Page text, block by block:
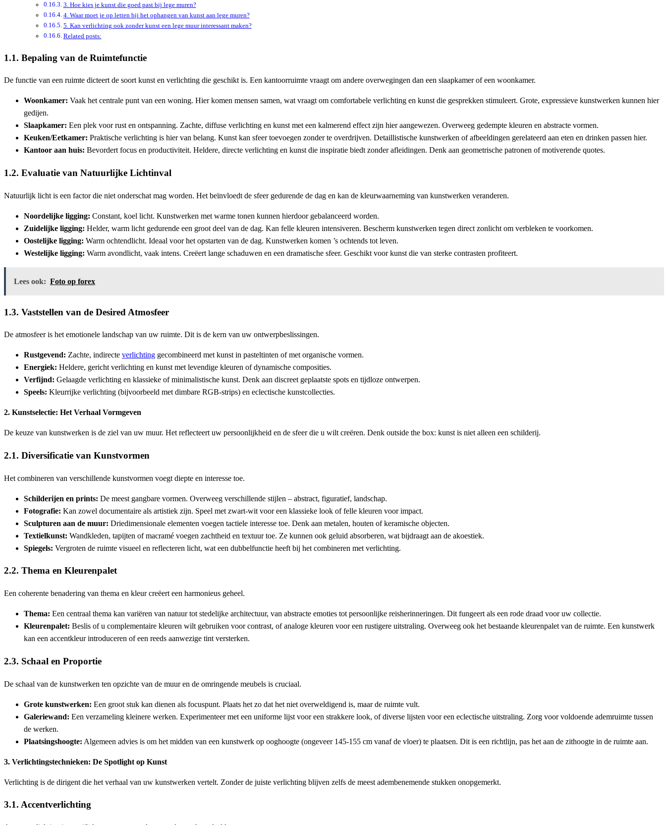
3. Hoe kies je kunst die goed past bij lege muren?
4. Waar moet je op letten bij het ophangen van kunst aan lege muren?
5. Kan verlichting ook zonder kunst een lege muur interessant maken?
Related posts:
1.1. Bepaling van de Ruimtefunctie
De functie van een ruimte dicteert de soort kunst en verlichting die geschikt is. Een kantoorruimte vraagt om andere overwegingen dan een slaapkamer of een woonkamer.
Woonkamer: Vaak het centrale punt van een woning. Hier komen mensen samen, wat vraagt om comfortabele verlichting en kunst die gesprekken stimuleert. Grote, expressieve kunstwerken kunnen hier
gedijen.
Slaapkamer: Een plek voor rust en ontspanning. Zachte, diffuse verlichting en kunst met een kalmerend effect zijn hier aangewezen. Overweeg gedempte kleuren en abstracte vormen.
Keuken/Eetkamer: Praktische verlichting is hier van belang. Kunst kan sfeer toevoegen zonder te overdrijven. Detaillistische kunstwerken of afbeeldingen gerelateerd aan eten en drinken passen hier.
Kantoor aan huis: Bevordert focus en productiviteit. Heldere, directe verlichting en kunst die inspiratie biedt zonder afleidingen. Denk aan geometrische patronen of motiverende quotes.
1.2. Evaluatie van Natuurlijke Lichtinval
Natuurlijk licht is een factor die niet onderschat mag worden. Het beïnvloedt de sfeer gedurende de dag en kan de kleurwaarneming van kunstwerken veranderen.
Noordelijke ligging: Constant, koel licht. Kunstwerken met warme tonen kunnen hierdoor gebalanceerd worden.
Zuidelijke ligging: Helder, warm licht gedurende een groot deel van de dag. Kan felle kleuren intensiveren. Bescherm kunstwerken tegen direct zonlicht om verbleken te voorkomen.
Oostelijke ligging: Warm ochtendlicht. Ideaal voor het opstarten van de dag. Kunstwerken komen ’s ochtends tot leven.
Westelijke ligging: Warm avondlicht, vaak intens. Creëert lange schaduwen en een dramatische sfeer. Geschikt voor kunst die van sterke contrasten profiteert.
Lees ook: Foto op forex
1.3. Vaststellen van de Desired Atmosfeer
De atmosfeer is het emotionele landschap van uw ruimte. Dit is de kern van uw ontwerpbeslissingen.
Rustgevend: Zachte, indirecte verlichting gecombineerd met kunst in pasteltinten of met organische vormen.
Energiek: Heldere, gericht verlichting en kunst met levendige kleuren of dynamische composities.
Verfijnd: Gelaagde verlichting en klassieke of minimalistische kunst. Denk aan discreet geplaatste spots en tijdloze ontwerpen.
Speels: Kleurrijke verlichting (bijvoorbeeld met dimbare RGB-strips) en eclectische kunstcollecties.
2. Kunstselectie: Het Verhaal Vormgeven
De keuze van kunstwerken is de ziel van uw muur. Het reflecteert uw persoonlijkheid en de sfeer die u wilt creëren. Denk outside the box: kunst is niet alleen een schilderij.
2.1. Diversificatie van Kunstvormen
Het combineren van verschillende kunstvormen voegt diepte en interesse toe.
Schilderijen en prints: De meest gangbare vormen. Overweeg verschillende stijlen – abstract, figuratief, landschap.
Fotografie: Kan zowel documentaire als artistiek zijn. Speel met zwart-wit voor een klassieke look of felle kleuren voor impact.
Sculpturen aan de muur: Driedimensionale elementen voegen tactiele interesse toe. Denk aan metalen, houten of keramische objecten.
Textielkunst: Wandkleden, tapijten of macramé voegen zachtheid en textuur toe. Ze kunnen ook geluid absorberen, wat bijdraagt aan de akoestiek.
Spiegels: Vergroten de ruimte visueel en reflecteren licht, wat een dubbelfunctie heeft bij het combineren met verlichting.
2.2. Thema en Kleurenpalet
Een coherente benadering van thema en kleur creëert een harmonieus geheel.
Thema: Een centraal thema kan variëren van natuur tot stedelijke architectuur, van abstracte emoties tot persoonlijke reisherinneringen. Dit fungeert als een rode draad voor uw collectie.
Kleurenpalet: Beslis of u complementaire kleuren wilt gebruiken voor contrast, of analoge kleuren voor een rustigere uitstraling. Overweeg ook het bestaande kleurenpalet van de ruimte. Een kunstwerk
kan een accentkleur introduceren of een reeds aanwezige tint versterken.
2.3. Schaal en Proportie
De schaal van de kunstwerken ten opzichte van de muur en de omringende meubels is cruciaal.
Grote kunstwerken: Een groot stuk kan dienen als focuspunt. Plaats het zo dat het niet overweldigend is, maar de ruimte vult.
Galeriewand: Een verzameling kleinere werken. Experimenteer met een uniforme lijst voor een strakkere look, of diverse lijsten voor een eclectische uitstraling. Zorg voor voldoende ademruimte tussen
de werken.
Plaatsingshoogte: Algemeen advies is om het midden van een kunstwerk op ooghoogte (ongeveer 145-155 cm vanaf de vloer) te plaatsen. Dit is een richtlijn, pas het aan de zithoogte in de ruimte aan.
3. Verlichtingstechnieken: De Spotlight op Kunst
Verlichting is de dirigent die het verhaal van uw kunstwerken vertelt. Zonder de juiste verlichting blijven zelfs de meest adembenemende stukken onopgemerkt.
3.1. Accentverlichting